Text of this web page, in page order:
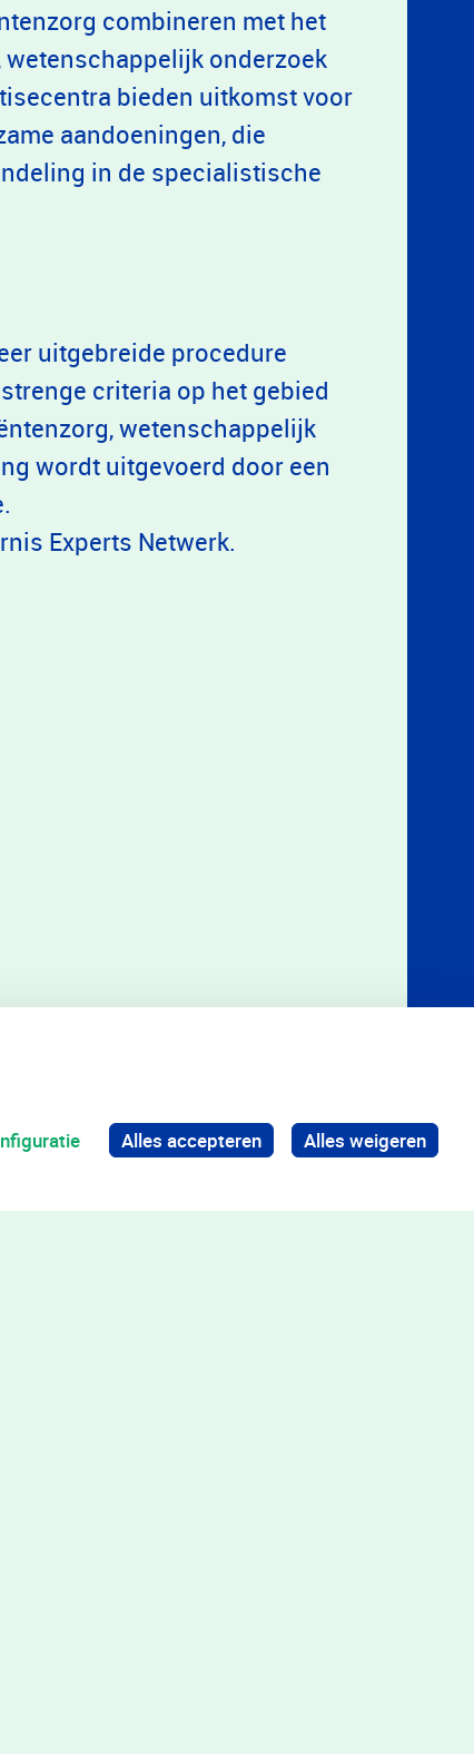
combineren met het
onderzoek
bieden uitkomst voor
aandoeningen, die
in de specialistische
uitgebreide procedure
criteria op het gebied
wetenschappelijk
wordt uitgevoerd door een
Experts Netwerk.
Alles accepteren Alles weigeren